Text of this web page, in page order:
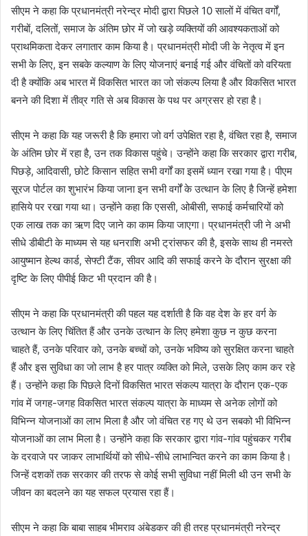
सीएम ने कहा कि प्रधानमंत्री नरेन्द्र मोदी द्वारा पिछले 10 सालों में वंचित वर्गों,
गरीबों, दलितों, समाज के अंतिम छोर में जो खड़े व्यक्तियों की आवश्यकताओं को
प्राथमिकता देकर लगातार काम किया है। प्रधानमंत्री मोदी जी के नेतृत्व में इन
सभी के लिए, इन सबके कल्याण के लिए योजनाएं बनाई गई और वंचितों को वरियता
दी है क्योंकि अब भारत में विकसित भारत का जो संकल्प लिया है और विकसित भारत
बनने की दिशा में तीव्र गति से अब विकास के पथ पर अग्रसर हो रहा है।
सीएम ने कहा कि यह जरूरी है कि हमारा जो वर्ग उपेक्षित रहा है, वंचित रहा है, समाज
के अंतिम छोर में रहा है, उन तक विकास पहुंचे। उन्होंने कहा कि सरकार द्वारा गरीब,
पिछड़े, आदिवासी, छोटे किसान सहित सभी वर्गों का इसमें ध्यान रखा गया है। पीएम
सूरज पोर्टल का शुभारंभ किया जाना इन सभी वर्गों के उत्थान के लिए है जिन्हें हमेशा
हासिये पर रखा गया था। उन्होंने कहा कि एससी, ओबीसी, सफाई कर्मचारियों को
एक लाख तक का ऋण दिए जाने का काम किया जाएगा। प्रधानमंत्री जी ने अभी
सीधे डीबीटी के माध्यम से यह धनराशि अभी ट्रांसफर की है, इसके साथ ही नमस्ते
आयुष्मान हेल्थ कार्ड, सेफ्टी टैंक, सीवर आदि की सफाई करने के दौरान सुरक्षा की
दृष्टि के लिए पीपीई किट भी प्रदान की है।
सीएम ने कहा कि प्रधानमंत्री की पहल यह दर्शाती है कि वह देश के हर वर्ग के
उत्थान के लिए चिंतित हैं और उनके उत्थान के लिए हमेशा कुछ न कुछ करना
चाहते हैं, उनके परिवार को, उनके बच्चों को, उनके भविष्य को सुरक्षित करना चाहते
हैं और इस सुविधा का जो लाभ है हर पात्र व्यक्ति को मिले, उसके लिए काम कर रहे
हैं। उन्होंने कहा कि पिछले दिनों विकसित भारत संकल्प यात्रा के दौरान एक-एक
गांव में जगह-जगह विकसित भारत संकल्प यात्रा के माध्यम से अनेक लोगों को
विभिन्न योजनाओं का लाभ मिला है और जो वंचित रह गए थे उन सबको भी विभिन्न
योजनाओं का लाभ मिला है। उन्होंने कहा कि सरकार द्वारा गांव-गांव पहुंचकर गरीब
के दरवाजे पर जाकर लाभार्थियों को सीधे-सीधे लाभान्वित करने का काम किया है।
जिन्हें दशकों तक सरकार की तरफ से कोई सभी सुविधा नहीं मिली थी उन सभी के
जीवन का बदलने का यह सफल प्रयास रहा हैं।
सीएम ने कहा कि बाबा साहब भीमराव अंबेडकर की ही तरह प्रधानमंत्री नरेन्द्र